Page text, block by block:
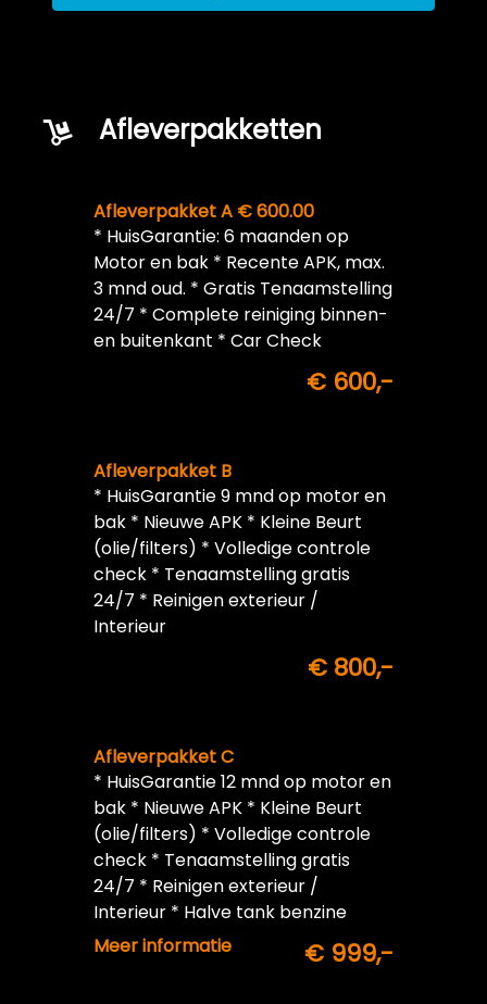
Afleverpakketten
Afleverpakket A € 600.00
* HuisGarantie: 6 maanden op
Motor en bak * Recente APK, max.
3 mnd oud. * Gratis Tenaamstelling
24/7 * Complete reiniging binnen-
en buitenkant * Car Check
€ 600,-
Afleverpakket B
* HuisGarantie 9 mnd op motor en
bak * Nieuwe APK * Kleine Beurt
(olie/filters) * Volledige controle
check * Tenaamstelling gratis
24/7 * Reinigen exterieur /
Interieur
€ 800,-
Afleverpakket C
* HuisGarantie 12 mnd op motor en
bak * Nieuwe APK * Kleine Beurt
(olie/filters) * Volledige controle
check * Tenaamstelling gratis
24/7 * Reinigen exterieur /
Interieur * Halve tank benzine
inbegrepen
Meer informatie € 999,-